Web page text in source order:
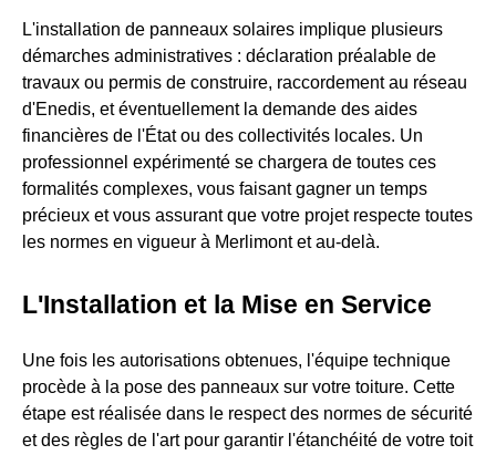
L'installation de panneaux solaires implique plusieurs
démarches administratives : déclaration préalable de
travaux ou permis de construire, raccordement au réseau
d'Enedis, et éventuellement la demande des aides
financières de l'État ou des collectivités locales. Un
professionnel expérimenté se chargera de toutes ces
formalités complexes, vous faisant gagner un temps
précieux et vous assurant que votre projet respecte toutes
les normes en vigueur à Merlimont et au-delà.
L'Installation et la Mise en Service
Une fois les autorisations obtenues, l'équipe technique
procède à la pose des panneaux sur votre toiture. Cette
étape est réalisée dans le respect des normes de sécurité
et des règles de l'art pour garantir l'étanchéité de votre toit